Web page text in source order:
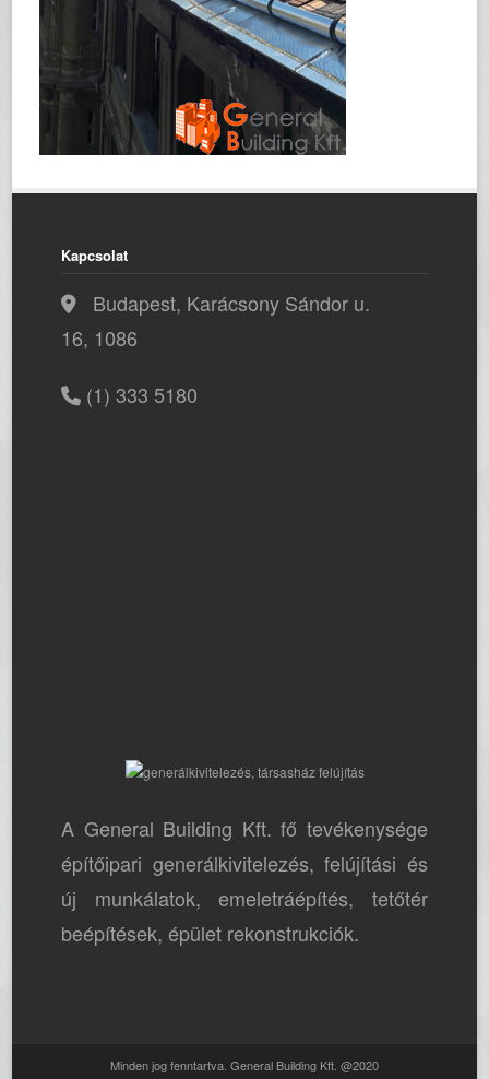
Kapcsolat
Budapest, Karácsony Sándor u.
16, 1086
(1) 333 5180
A General Building Kft. fő tevékenysége
építőipari generálkivitelezés, felújítási és
új munkálatok, emeletráépítés, tetőtér
beépítések, épület rekonstrukciók.
Minden jog fenntartva. General Building Kft. @2020